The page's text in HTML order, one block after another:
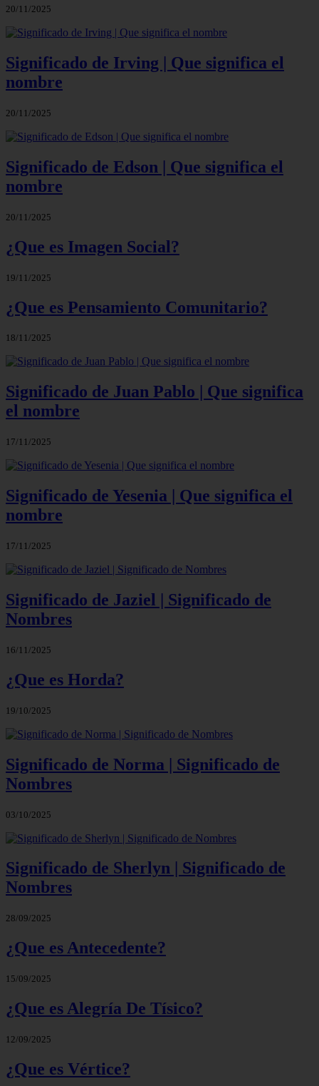
20/11/2025
Significado de Irving | Que significa el
nombre
20/11/2025
Significado de Edson | Que significa el
nombre
20/11/2025
¿Que es Imagen Social?
19/11/2025
¿Que es Pensamiento Comunitario?
18/11/2025
Significado de Juan Pablo | Que significa
el nombre
17/11/2025
Significado de Yesenia | Que significa el
nombre
17/11/2025
Significado de Jaziel | Significado de
Nombres
16/11/2025
¿Que es Horda?
19/10/2025
Significado de Norma | Significado de
Nombres
03/10/2025
Significado de Sherlyn | Significado de
Nombres
28/09/2025
¿Que es Antecedente?
15/09/2025
¿Que es Alegría De Tísico?
12/09/2025
¿Que es Vértice?